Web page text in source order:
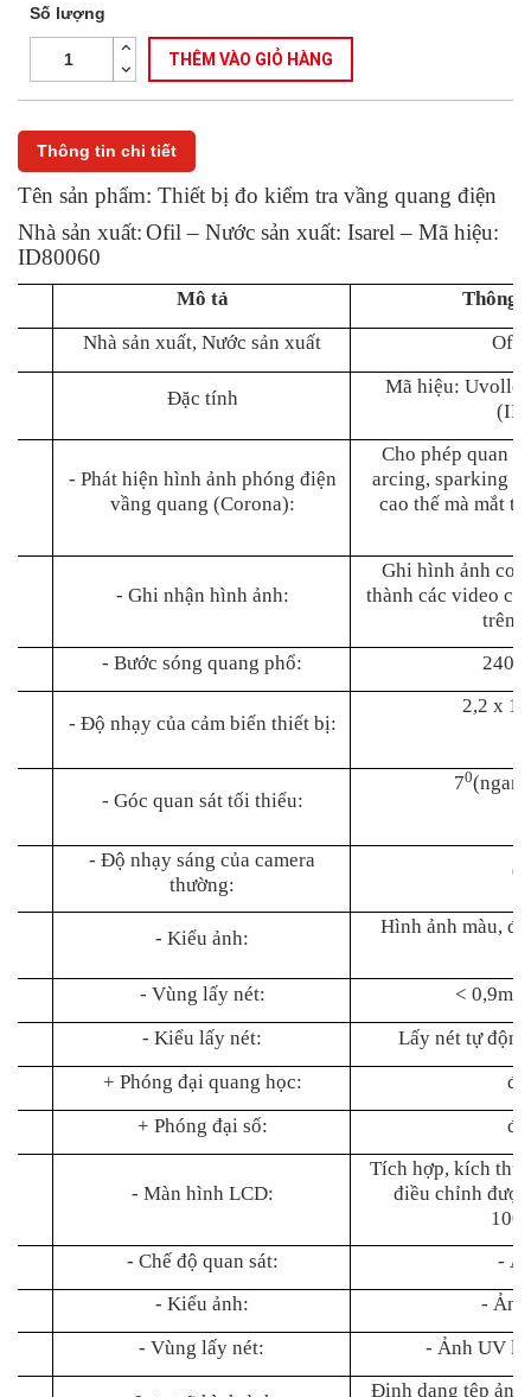
Số lượng
THÊM VÀO GIỎ HÀNG
Thông tin chi tiết
Tên sản phẩm: Thiết bị đo kiểm tra vầng quang điện
Nhà sản xuất:Ofil – Nước sản xuất: Isarel – Mã hiệu:
ID80060
Mô tả
Thông
Nhà sản xuất, Nước sản xuất
Ofil
Đặc tính
Mã hiệu: Uvolle
- Phát hiện hình ảnh phóng điện
vầng quang (Corona):
Cho phép quan
arcing, sparking
cao thế mà mắt
- Ghi nhận hình ảnh:
Ghi hình ảnh
thành các video
trên
- Bước sóng quang phổ:
240 -
- Độ nhạy của cảm biến thiết bị:
2,2 x 10
- Góc quan sát tối thiểu:
70
- Độ nhạy sáng của camera
thường:
- Kiểu ảnh:
Hình ảnh màu,
- Vùng lấy nét:
< 0,9m
- Kiểu lấy nét:
Lấy nét tự
+ Phóng đại quang học:
+ Phóng đại số:
- Màn hình LCD:
Tích hợp, kích
điều chỉnh
- Chế độ quan sát:
-
- Kiểu ảnh:
-
- Vùng lấy nét:
- Ảnh UV
Định dạng tệp